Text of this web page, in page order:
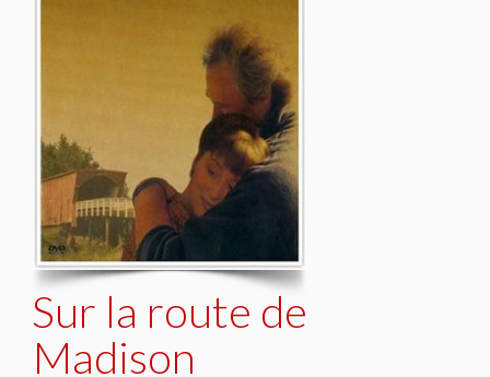
Sur la route de
Madison